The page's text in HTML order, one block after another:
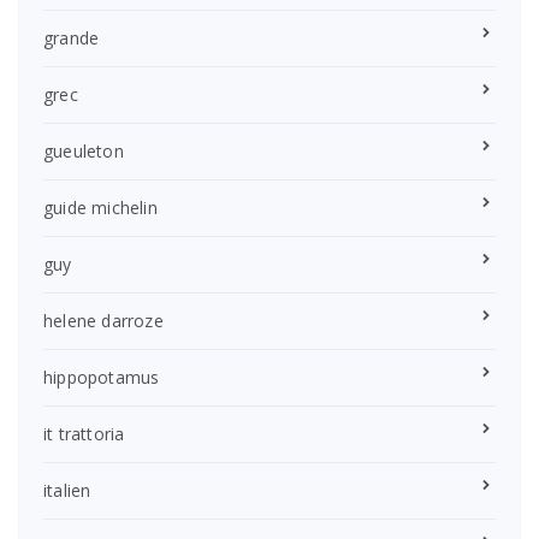
grande
grec
gueuleton
guide michelin
guy
helene darroze
hippopotamus
it trattoria
italien